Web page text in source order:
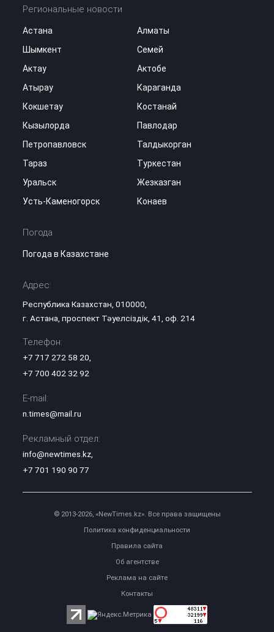
Региональные новости
Астана
Алматы
Шымкент
Семей
Актау
Актобе
Атырау
Караганда
Кокшетау
Костанай
Кызылорда
Павлодар
Петропавловск
Талдыкорган
Тараз
Туркестан
Уральск
Жезказган
Усть-Каменогорск
Конаев
Погода
Погода в Казахстане
Адрес:
Республика Казахстан, 010000,
г. Астана, проспект Тәуелсіздік, 41, оф. 214
Телефон:
+7 717 272 58 20
+7 700 402 32 92
E-mail:
n.times@mail.ru
Рекламный отдел:
info@newtimes.kz,
+7 701 190 90 77
© 2013-2026, «NewTimes.kz». Все права защищены
Политика конфиденциальности
Правила сайта
Об агентстве
Реклама на сайте
Контакты